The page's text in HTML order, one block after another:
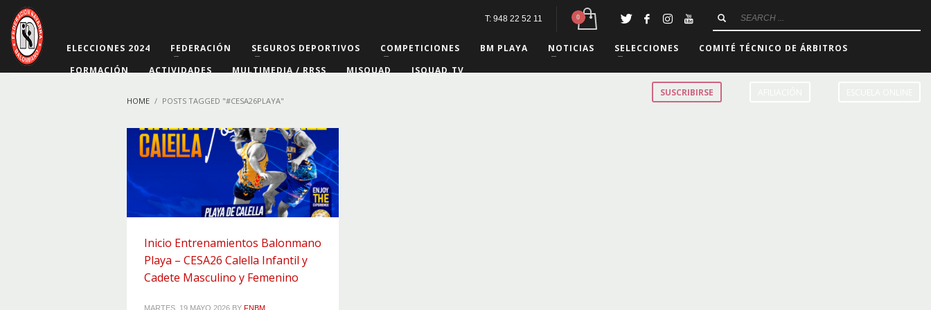
T: 948 22 52 11
ELECCIONES 2024 FEDERACIÓN SEGUROS DEPORTIVOS COMPETICIONES BM PLAYA NOTICIAS SELECCIONES
COMITÉ TÉCNICO DE ÁRBITROS
FORMACIÓN
ACTIVIDADES MULTIMEDIA / RRSS MISQUAD
ISQUAD.TV
SUSCRIBIRSE
HOME POSTS TAGGED "#CESA26PLAYA"
Inicio Entrenamientos Balonmano
Playa – CESA26 Calella Infantil y
Cadete Masculino y Femenino
MARTES, 19 MAYO 2026 BY FNBM